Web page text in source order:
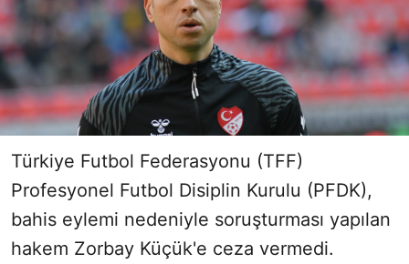
Türkiye Futbol Federasyonu (TFF)
Profesyonel Futbol Disiplin Kurulu (PFDK),
bahis eylemi nedeniyle soruşturması yapılan
hakem Zorbay Küçük'e ceza vermedi.